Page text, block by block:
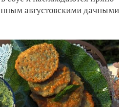
августовскими дачными